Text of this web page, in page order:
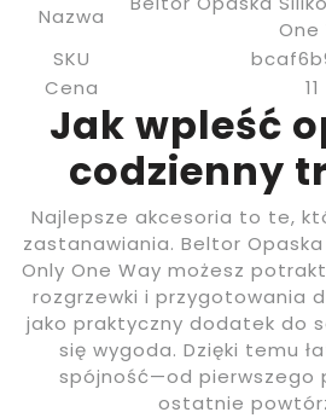
Nazwa
One
SKU
Cena
Jak wpleść
codzienny
Najlepsze akcesoria to te,
zastanawiania. Beltor
Only One Way możesz
rozgrzewki i przygotowania
jako praktyczny dodatek do
się wygoda. Dzięki temu
spójność—od pierwszego
ostatnie